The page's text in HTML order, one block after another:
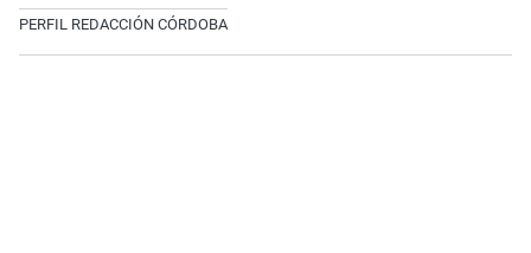
PERFIL REDACCIÓN CÓRDOBA